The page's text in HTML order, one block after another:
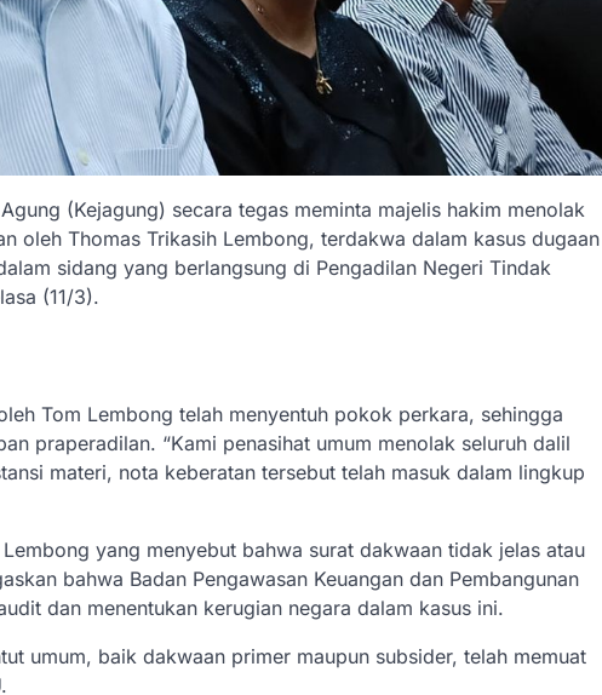
(Kejagung) secara tegas meminta majelis hakim menolak
oleh Thomas Trikasih Lembong, terdakwa dalam kasus dugaan
sidang yang berlangsung di Pengadilan Negeri Tindak
(11/3).
Tom Lembong telah menyentuh pokok perkara, sehingga
praperadilan. “Kami penasihat umum menolak seluruh dalil
materi, nota keberatan tersebut telah masuk dalam lingkup
yang menyebut bahwa surat dakwaan tidak jelas atau
bahwa Badan Pengawasan Keuangan dan Pembangunan
dan menentukan kerugian negara dalam kasus ini.
umum, baik dakwaan primer maupun subsider, telah memuat